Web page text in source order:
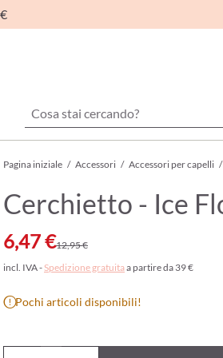
Pagina iniziale / Accessori / Accessori per capelli /
Cerchietto - Ice
6,47 €12,95 €
incl. IVA - Spedizione gratuitaa partire da 39 €
Pochi articoli disponibili!